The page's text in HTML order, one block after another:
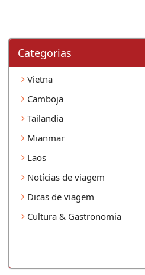
Categorias
Vietna
Camboja
Tailandia
Mianmar
Laos
Notícias de viagem
Dicas de viagem
Cultura & Gastronomia